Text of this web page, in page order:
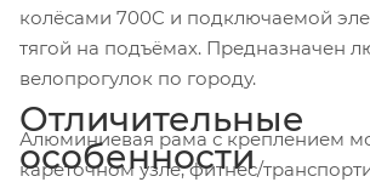
колёсами 700C и подключаемой
тягой на подъёмах. Предназначен
велопрогулок по городу.
Алюминиевая рама с креплением
кареточном узле, фитнес/
Отличительные
особенности